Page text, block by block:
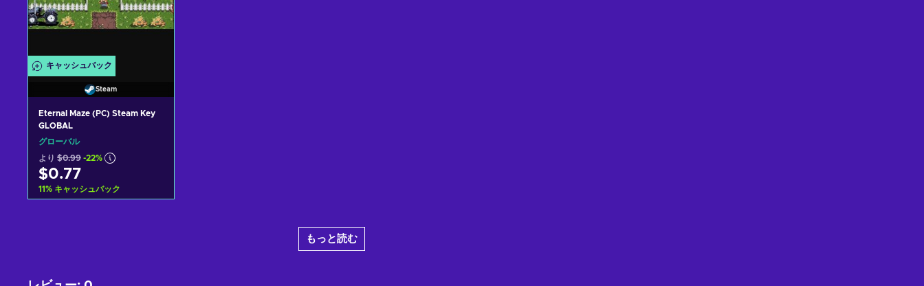
キャッシュバック
Steam
Eternal Maze (PC) Steam Key
GLOBAL
グローバル
より $0.99 -22%
$0.77
11% キャッシュバック
もっと読む